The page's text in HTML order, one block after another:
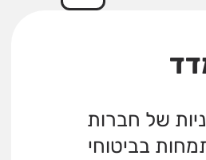
של חברות
בביטוחי